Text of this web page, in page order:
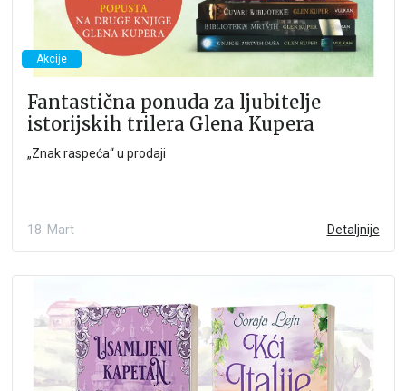
Akcije
Fantastična ponuda za ljubitelje
istorijskih trilera Glena Kupera
„Znak raspeća“ u prodaji
18. Mart Detaljnije